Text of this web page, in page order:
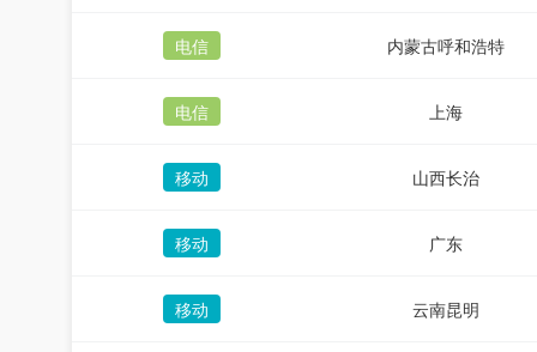
电信 内蒙古呼和浩特
电信 上海
移动 山西长治
移动 广东
移动 云南昆明